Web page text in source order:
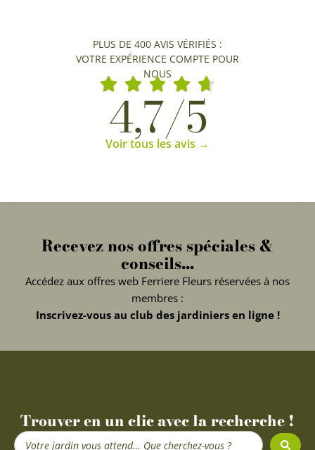
PLUS DE 400 AVIS VÉRIFIÉS :
VOTRE EXPÉRIENCE COMPTE POUR
NOUS
4,7/5
Voir tous les avis →
Recevez nos offres spéciales &
conseils...
Accédez aux offres web Ferriere Fleurs réservées à nos
membres :
Inscrivez-vous au club des jardiniers en ligne !
Trouver en un clic avec la recherche !
Search